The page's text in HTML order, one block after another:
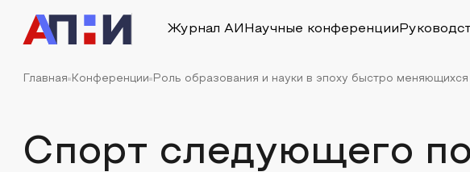
Журнал АИ Научные конференции
Главная Конференции Роль образования и науки в эпоху быстро меняющихся
Спорт следующего